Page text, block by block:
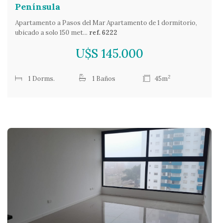
Península
Apartamento a Pasos del Mar Apartamento de 1 dormitorio,
ubicado a solo 150 met... ref. 6222
U$S 145.000
1 Dorms. 1 Baños 45m2